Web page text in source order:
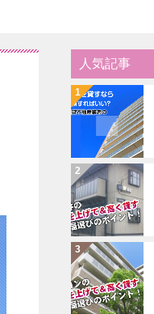
人気記事